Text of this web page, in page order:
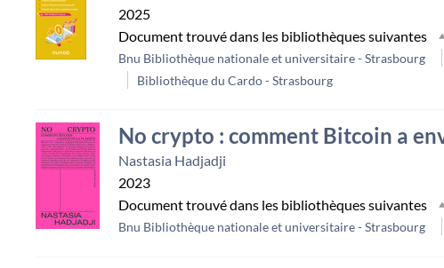
2025
Document trouvé dans les bibliothèques suivantes
Bnu Bibliothèque nationale et universitaire - Strasbourg
Bibliothèque du Cardo - Strasbourg
No crypto : comment Bitcoin a
Nastasia Hadjadji
2023
Document trouvé dans les bibliothèques suivantes
Bnu Bibliothèque nationale et universitaire - Strasbourg